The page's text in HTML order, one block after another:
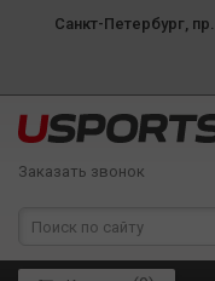
Санкт-Петербург,
Заказать звонок